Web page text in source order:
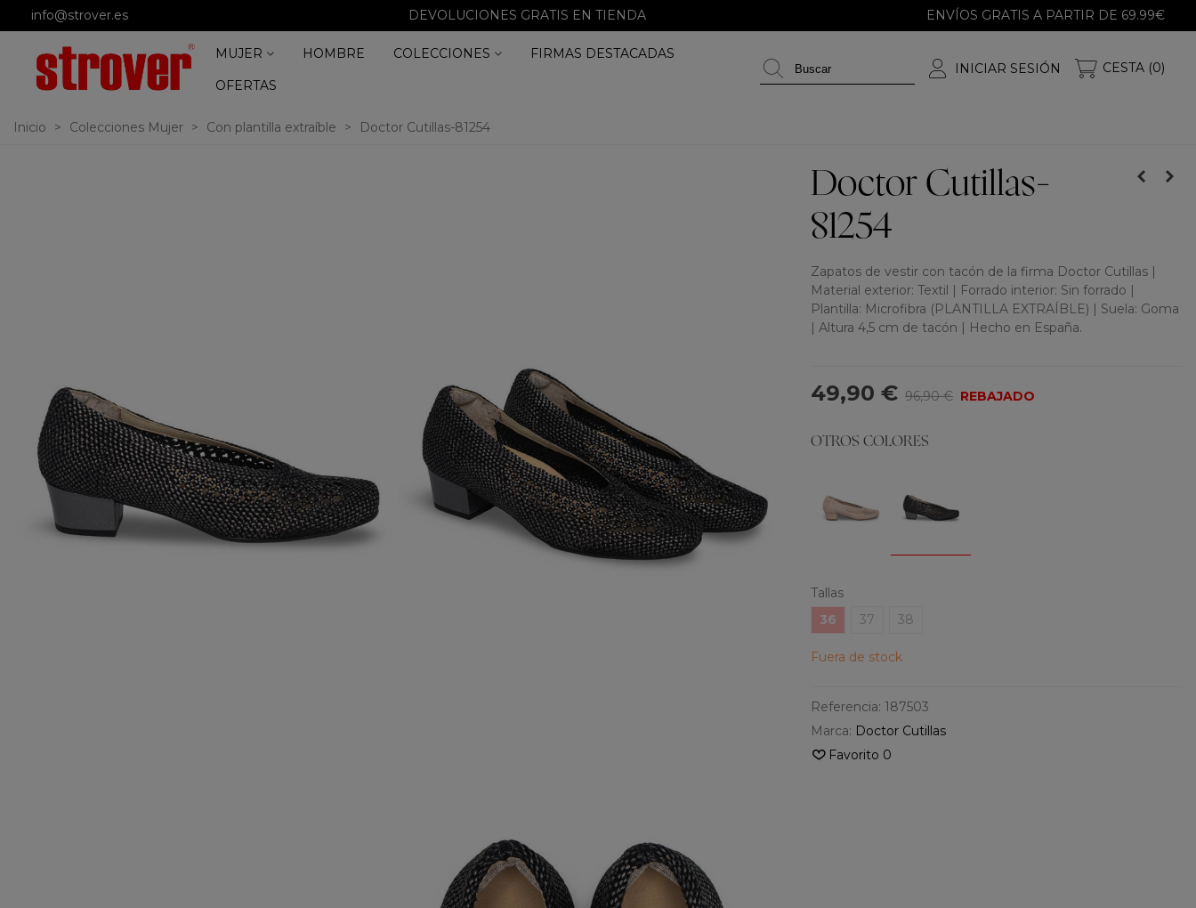
info@strover.es DEVOLUCIONES GRATIS EN TIENDA ENVÍOS GRATIS A PARTIR DE 69.99€
MUJER HOMBRE COLECCIONES
FIRMAS DESTACADAS
OFERTAS
INICIAR SESIÓN CESTA (0)
Inicio > Colecciones Mujer > Con plantilla extraíble > Doctor Cutillas-81254
Doctor Cutillas-
81254
Zapatos de vestir con tacón de la firma Doctor Cutillas |
Material exterior: Textil | Forrado interior: Sin forrado |
Plantilla: Microfibra (PLANTILLA EXTRAÍBLE) | Suela: Goma
| Altura 4,5 cm de tacón | Hecho en España.
49,90 € 96,90 € REBAJADO
OTROS COLORES
Tallas
36
37 38
Fuera de stock
Referencia: 187503
Marca: Doctor Cutillas
Favorito 0